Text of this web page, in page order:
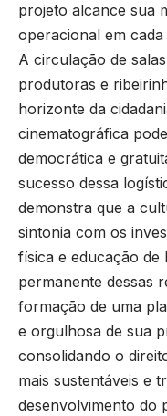
projeto alcance sua
operacional em
A circulação de
produtoras e
horizonte da
cinematográfica
democrática e
sucesso dessa
demonstra que a
sintonia com os
física e educação de
permanente dessas
formação de uma
e orgulhosa de sua
consolidando o
mais sustentáveis e
desenvolvimento do